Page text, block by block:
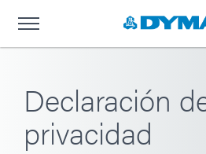
Declaración
privacidad